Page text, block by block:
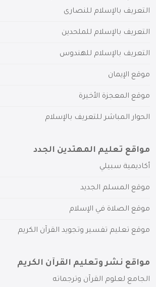
التعريف بالإسلام للنصارى
التعريف بالإسلام للملحدين
التعريف بالإسلام للهندوس
موقع الإيمان
موقع المعجزة الأخيرة
الحوار المباشر للتعريف بالإسلام
مواقع تعليم المهتدين الجدد
أكاديمية سبيلي
موقع المسلم الجديد
موقع الصلاة في الإسلام
موقع تعليم تفسير وتجويد القرآن الكريم
مواقع نشر وتعليم القرآن الكريم
الجامع لعلوم القرآن وترجماته